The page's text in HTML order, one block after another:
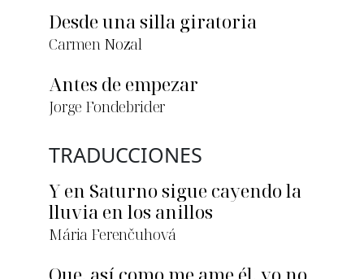
Desde una silla giratoria
Carmen Nozal
Antes de empezar
Jorge Fondebrider
TRADUCCIONES
Y en Saturno sigue cayendo la
lluvia en los anillos
Mária Ferenčuhová